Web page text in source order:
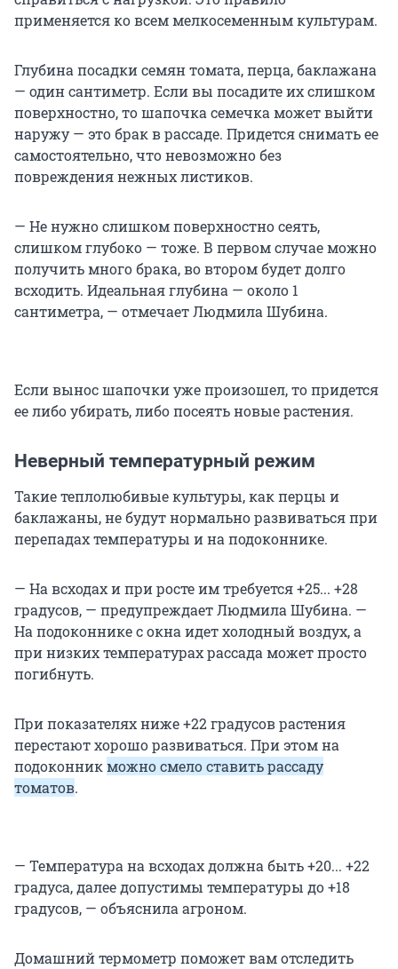
применяется ко всем мелкосеменным культурам.
Глубина посадки семян томата, перца, баклажана
— один сантиметр. Если вы посадите их слишком
поверхностно, то шапочка семечка может выйти
наружу — это брак в рассаде. Придется снимать ее
самостоятельно, что невозможно без
повреждения нежных листиков.
— Не нужно слишком поверхностно сеять,
слишком глубоко — тоже. В первом случае можно
получить много брака, во втором будет долго
всходить. Идеальная глубина — около 1
сантиметра, — отмечает Людмила Шубина.
Если вынос шапочки уже произошел, то придется
ее либо убирать, либо посеять новые растения.
Неверный температурный режим
Такие теплолюбивые культуры, как перцы и
баклажаны, не будут нормально развиваться при
перепадах температуры и на подоконнике.
— На всходах и при росте им требуется +25... +28
градусов, — предупреждает Людмила Шубина. —
На подоконнике с окна идет холодный воздух, а
при низких температурах рассада может просто
погибнуть.
При показателях ниже +22 градусов растения
перестают хорошо развиваться. При этом на
подоконникможно смело ставить рассаду
томатов.
— Температура на всходах должна быть +20... +22
градуса, далее допустимы температуры до +18
градусов, — объяснила агроном.
Домашний термометр поможет вам отследить